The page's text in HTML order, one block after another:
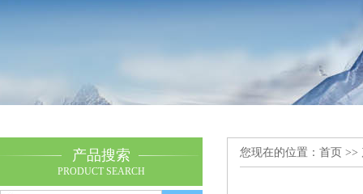
产品搜索
PRODUCT SEARCH
您现在的位置： 首页 >>